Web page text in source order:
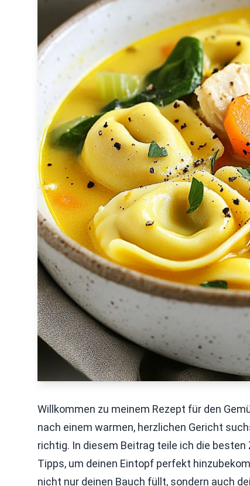
Willkommen zu meinem Rezept für den
nach einem warmen, herzlichen Gericht
richtig. In diesem Beitrag teile ich die
Tipps, um deinen Eintopf perfekt
nicht nur deinen Bauch füllt, sondern auch